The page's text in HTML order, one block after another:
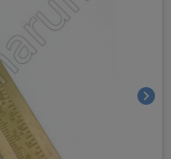
chevron_right